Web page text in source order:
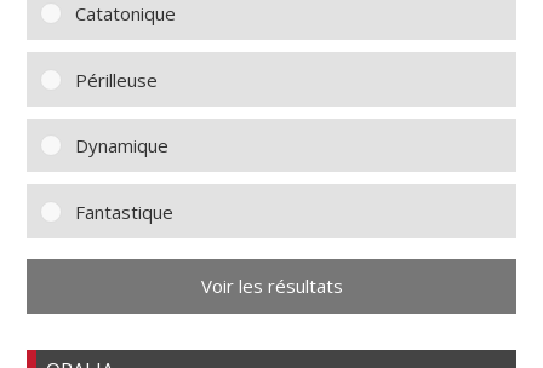
Catatonique
Périlleuse
Dynamique
Fantastique
Voir les résultats